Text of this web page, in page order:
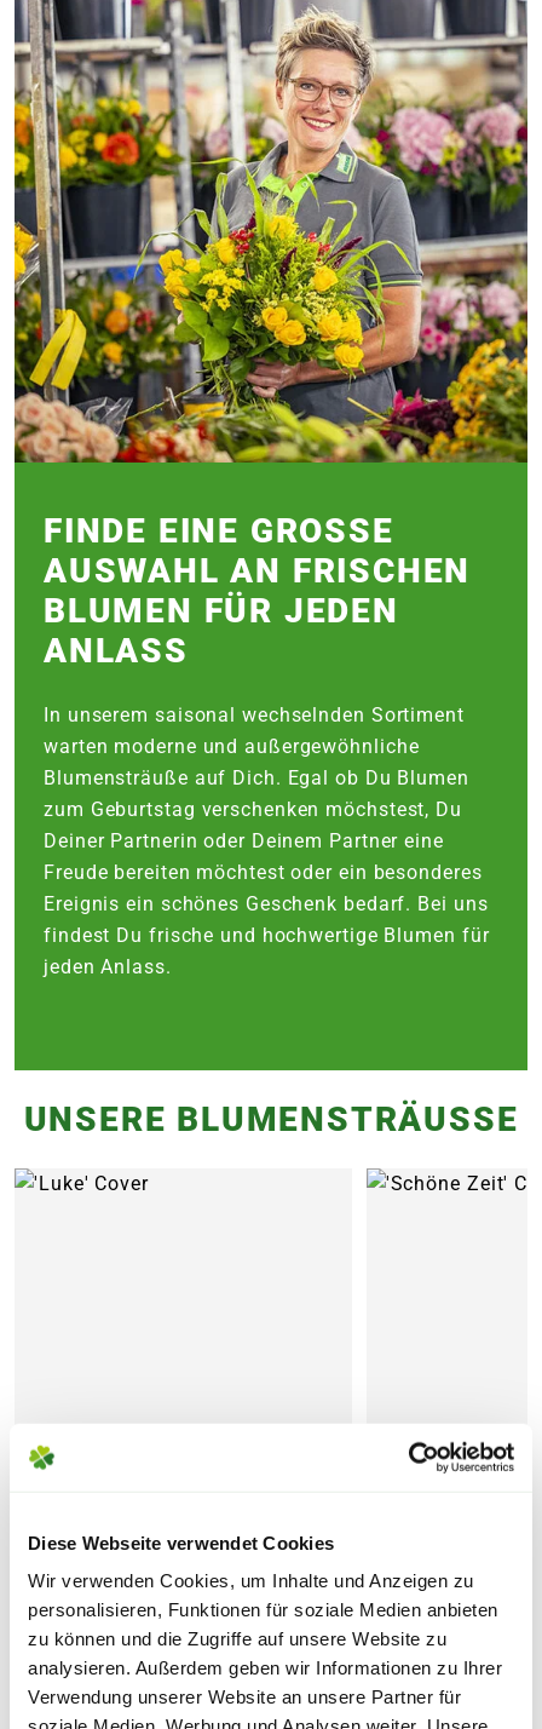
Diese Webseite verwendet Cookies
Wir verwenden Cookies, um Inhalte und Anzeigen zu
personalisieren, Funktionen für soziale Medien anbieten
zu können und die Zugriffe auf unsere Website zu
analysieren. Außerdem geben wir Informationen zu Ihrer
Verwendung unserer Website an unsere Partner für
FINDE EINE GROSSE A
USWAHL AN FRISCHEN B
LUMEN FÜR JEDEN A
NLASS
In unserem saisonal wechselnden Sortiment
warten moderne und außergewöhnliche
Blumensträuße auf Dich. Egal ob Du Blumen
zum Geburtstag verschenken möchstest, Du
Deiner Partnerin oder Deinem Partner eine
Freude bereiten möchtest oder ein besonderes
Ereignis ein schönes Geschenk bedarf. Bei uns
findest Du frische und hochwertige Blumen für
jeden Anlass.
UNSERE BLUMENSTRÄUSSE
'Luke'
32,99
inkl. MwSt. zzgl. Versandkosten
37,99
inkl. MwSt.